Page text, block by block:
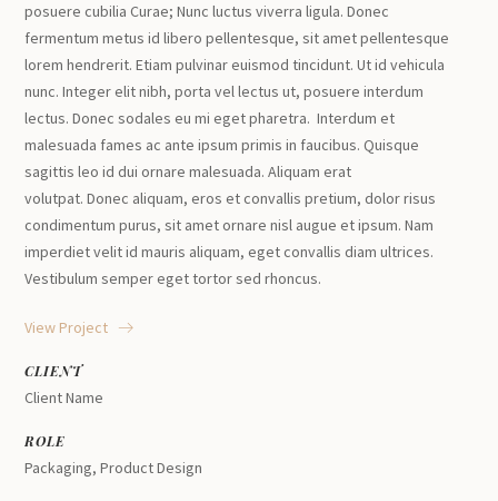
posuere cubilia Curae; Nunc luctus viverra ligula. Donec
fermentum metus id libero pellentesque, sit amet pellentesque
lorem hendrerit. Etiam pulvinar euismod tincidunt. Ut id vehicula
nunc. Integer elit nibh, porta vel lectus ut, posuere interdum
lectus. Donec sodales eu mi eget pharetra. Interdum et
malesuada fames ac ante ipsum primis in faucibus. Quisque
sagittis leo id dui ornare malesuada. Aliquam erat
volutpat. Donec aliquam, eros et convallis pretium, dolor risus
condimentum purus, sit amet ornare nisl augue et ipsum. Nam
imperdiet velit id mauris aliquam, eget convallis diam ultrices.
Vestibulum semper eget tortor sed rhoncus.
View Project
CLIENT
Client Name
ROLE
Packaging, Product Design